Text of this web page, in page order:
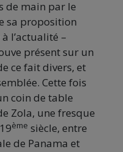
de main par le
sa proposition
l’actualité –
présent sur un
ce fait divers, et
Cette fois
coin de table
Zola, une fresque
ème siècle, entre
de Panama et